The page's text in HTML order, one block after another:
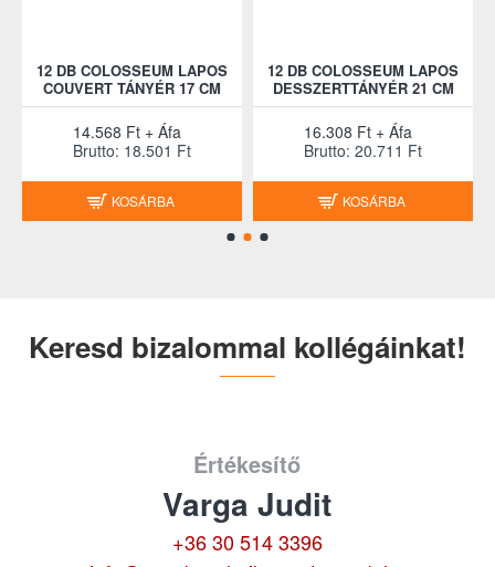
12 DB COLOSSEUM LAPOS
COUVERT TÁNYÉR 17 CM
14.568 Ft + Áfa
Brutto: 18.501 Ft
KOSÁRBA
12 DB COLOSSEUM LAPOS
DESSZERTTÁNYÉR 21 CM
16.308 Ft + Áfa
Brutto: 20.711 Ft
KOSÁRBA
Keresd bizalommal kollégáinkat!
Értékesítő
Varga Judit
+36 30 514 3396